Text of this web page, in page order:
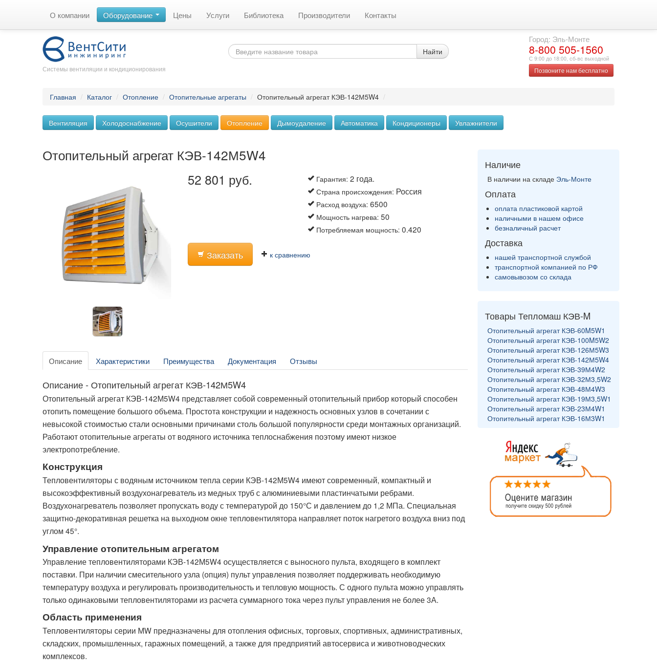
О компании Оборудование Цены Услуги Библиотека Производители Контакты
Системы вентиляции и кондиционирования
Найти
Город: Эль-Монте
8-800 505-1560
С 9:00 до 18:00, сб-вс выходной
Позвоните нам бесплатно
Главная / Каталог / Отопление / Отопительные агрегаты / Отопительный агрегат КЭВ-142М5W4 /
Вентиляция Холодоснабжение Осушители Отопление Дымоудаление Автоматика Кондиционеры Увлажнители
Отопительный агрегат КЭВ-142М5W4
52 801 руб. Гарантия:2 года.
Страна происхождения: Россия
Расход воздуха:6500
Мощность нагрева:50
Потребляемая мощность:0.420
Заказать к сравнению
Описание Характеристики Преимущества Документация Отзывы
Описание - Отопительный агрегат КЭВ-142М5W4
Отопительный агрегат КЭВ-142М5W4 представляет собой современный отопительный прибор который способен
отопить помещение большого объема. Простота конструкции и надежность основных узлов в сочетании с
невысокой стоимостью стали основными причинами столь большой популярности среди монтажных организаций.
Работают отопительные агрегаты от водяного источника теплоснабжения поэтому имеют низкое
электропотребление.
Конструкция
Тепловентиляторы с водяным источником тепла серии КЭВ-142М5W4 имеют современный, компактный и
высокоэффективный воздухонагреватель из медных труб с алюминиевыми пластинчатыми ребрами.
Воздухонагреватель позволяет пропускать воду с температурой до 150°С и давлением до 1,2 МПа. Специальная
защитно-декоративная решетка на выходном окне тепловентилятора направляет поток нагретого воздуха вниз под
углом 45°.
Управление отопительным агрегатом
Управление тепловентиляторами КЭВ-142М5W4 осуществляется с выносного пульта, входящего в комплект
поставки. При наличии смесительного узла (опция) пульт управления позволяет поддерживать необходимую
температуру воздуха и регулировать производительность и тепловую мощность. С одного пульта можно управлять
только одинаковыми тепловентиляторами из расчета суммарного тока через пульт управления не более 3А.
Область применения
Тепловентиляторы серии МW предназначены для отопления офисных, торговых, спортивных, административных,
складских, промышленных, гаражных помещений, а также для предприятий автосервиса и животноводческих
комплексов.
Наличие
В наличии на складе Эль-Монте
Оплата
оплата пластиковой картой
наличными в нашем офисе
безналичный расчет
Доставка
нашей транспортной службой
транспортной компанией по РФ
самовывозом со склада
Товары Тепломаш КЭВ-M
Отопительный агрегат КЭВ-60M5W1
Отопительный агрегат КЭВ-100M5W2
Отопительный агрегат КЭВ-126М5W3
Отопительный агрегат КЭВ-142М5W4
Отопительный агрегат КЭВ-39М4W2
Отопительный агрегат КЭВ-32М3,5W2
Отопительный агрегат КЭВ-48М4W3
Отопительный агрегат КЭВ-19М3,5W1
Отопительный агрегат КЭВ-23М4W1
Отопительный агрегат КЭВ-16М3W1